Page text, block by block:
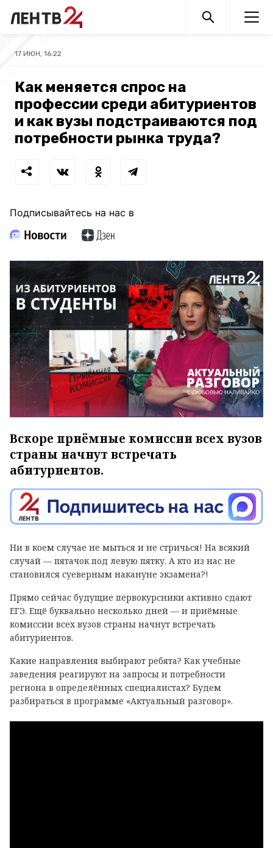
17 ИЮН, 16:22
Как меняется спрос на
профессии среди абитуриентов
и как вузы подстраиваются под
потребности рынка труда?
Подписывайтесь на нас в
Вскоре приёмные комиссии всех вузов
страны начнут встречать
абитуриентов.
Ни в коем случае не мыться и не стричься! На всякий
случай — пятачок под левую пятку. А кто из нас не
становился суеверным накануне экзамена?!
Прямо сейчас будущие первокурсники активно сдают
ЕГЭ. Ещё буквально несколько дней — и приёмные
комиссии всех вузов страны начнут встречать
абитуриентов.
Какие направления выбирают ребята? Как учебные
заведения реагируют на запросы и потребности
региона в определённых специалистах? Будем
разбираться в программе «Актуальный разговор».